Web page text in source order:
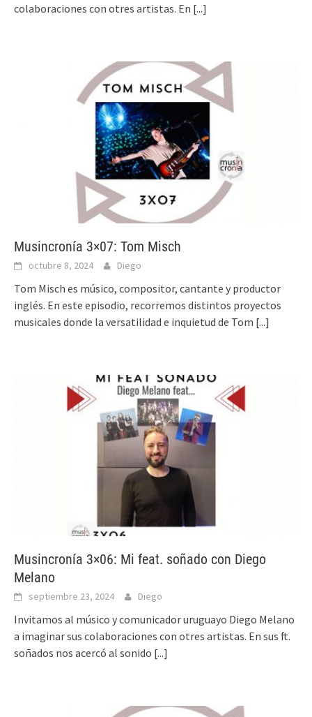
colaboraciones con otres artistas. En [...]
Musincronía 3×07: Tom Misch
octubre 8, 2024 Diego
Tom Misch es músico, compositor, cantante y productor
inglés. En este episodio, recorremos distintos proyectos
musicales donde la versatilidad e inquietud de Tom [...]
Musincronía 3×06: Mi feat. soñado con Diego
Melano
septiembre 23, 2024 Diego
Invitamos al músico y comunicador uruguayo Diego Melano
a imaginar sus colaboraciones con otres artistas. En sus ft.
soñados nos acercó al sonido [...]